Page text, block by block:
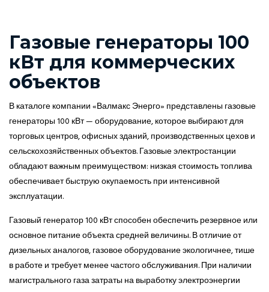
Газовые генераторы 100
кВт для коммерческих
объектов
В каталоге компании «Валмакс Энерго» представлены газовые
генераторы 100 кВт — оборудование, которое выбирают для
торговых центров, офисных зданий, производственных цехов и
сельскохозяйственных объектов. Газовые электростанции
обладают важным преимуществом: низкая стоимость топлива
обеспечивает быструю окупаемость при интенсивной
эксплуатации.
Газовый генератор 100 кВт способен обеспечить резервное или
основное питание объекта средней величины. В отличие от
дизельных аналогов, газовое оборудование экологичнее, тише
в работе и требует менее частого обслуживания. При наличии
магистрального газа затраты на выработку электроэнергии